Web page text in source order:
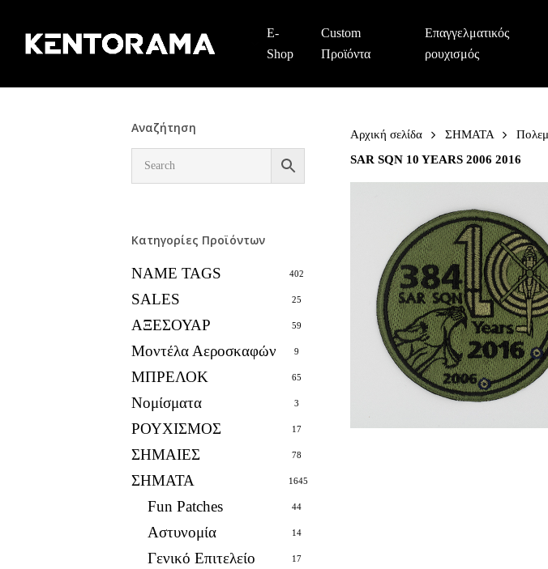
main
E-
Shop
Custom
Προϊόντα
Επαγγελματικός
ρουχισμός
Αναζήτηση
Κατηγορίες Προϊόντων
NAME TAGS 402
SALES 25
ΑΞΕΣΟΥΑΡ 59
Μοντέλα Αεροσκαφών 9
ΜΠΡΕΛΟΚ 65
Νομίσματα 3
ΡΟΥΧΙΣΜΟΣ 17
ΣΗΜΑΙΕΣ 78
ΣΗΜΑΤΑ 1645
Fun Patches 44
Αστυνομία 14
Γενικό Επιτελείο
17
Αρχική σελίδα ΣΗΜΑΤΑ
SAR SQN 10 YEARS 2006 2016